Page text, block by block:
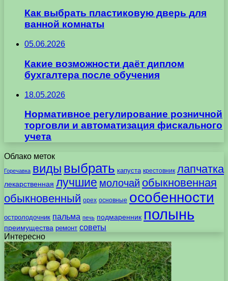
Как выбрать пластиковую дверь для
ванной комнаты
05.06.2026
Какие возможности даёт диплом
бухгалтера после обучения
18.05.2026
Нормативное регулирование розничной
торговли и автоматизация фискального
учета
Облако меток
Горечавка виды выбрать капуста крестовник лапчатка
лекарственная лучшие молочай обыкновенная
обыкновенный орех основные особенности
остролодочник пальма печь подмаренник полынь
преимущества ремонт советы
Интересно